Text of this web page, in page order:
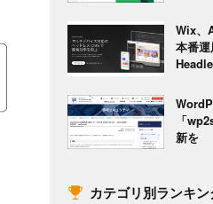
Wix、
本番
「
新を
カテゴリ別ランキン